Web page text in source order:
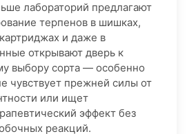
лабораторий предлагают
терпенов в шишках,
и даже в
открывают дверь к
выбору сорта — особенно
чувствует прежней силы от
или ищет
эффект без
реакций.